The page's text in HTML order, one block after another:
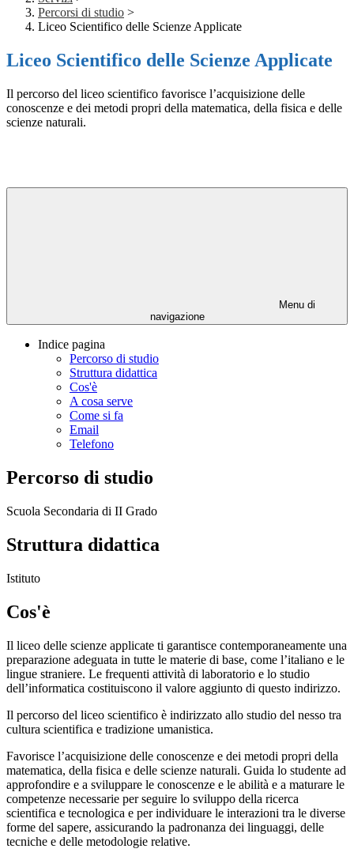
Percorsi di studio >
Liceo Scientifico delle Scienze Applicate
Liceo Scientifico delle Scienze Applicate
Il percorso del liceo scientifico favorisce l’acquisizione delle
conoscenze e dei metodi propri della matematica, della fisica e delle
scienze naturali.
Menu di
navigazione
Indice pagina
Percorso di studio
Struttura didattica
Cos'è
A cosa serve
Come si fa
Email
Telefono
Percorso di studio
Scuola Secondaria di II Grado
Struttura didattica
Istituto
Cos'è
Il liceo delle scienze applicate ti garantisce contemporaneamente una
preparazione adeguata in tutte le materie di base, come l’italiano e le
lingue straniere. Le frequenti attività di laboratorio e lo studio
dell’informatica costituiscono il valore aggiunto di questo indirizzo.
Il percorso del liceo scientifico è indirizzato allo studio del nesso tra
cultura scientifica e tradizione umanistica.
Favorisce l’acquisizione delle conoscenze e dei metodi propri della
matematica, della fisica e delle scienze naturali. Guida lo studente ad
approfondire e a sviluppare le conoscenze e le abilità e a maturare le
competenze necessarie per seguire lo sviluppo della ricerca
scientifica e tecnologica e per individuare le interazioni tra le diverse
forme del sapere, assicurando la padronanza dei linguaggi, delle
tecniche e delle metodologie relative.